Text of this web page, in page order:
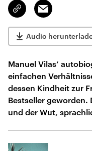
Link
kopieren/teilen
Email
Audio
Manuel Vilas‘
einfachen
dessen Kindheit zur
Bestseller geworden.
und der Wut,